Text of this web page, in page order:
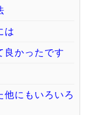
は
良かったです
他にもいろいろ